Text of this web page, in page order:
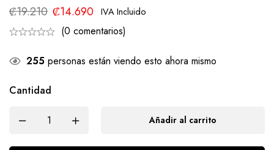
₡19.210 ₡14.690 IVA Incluido
(0 comentarios)
255 personas están viendo esto ahora mismo
Cantidad
Añadir al carrito